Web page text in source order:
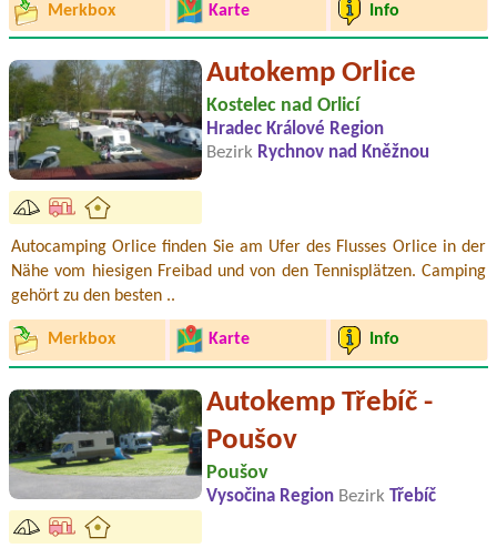
Merkbox Karte Info
Autokemp Orlice
Kostelec nad Orlicí
Hradec Králové Region
Bezirk Rychnov nad Kněžnou
Autocamping Orlice finden Sie am Ufer des Flusses Orlice in der
Nähe vom hiesigen Freibad und von den Tennisplätzen. Camping
gehört zu den besten ..
Merkbox Karte Info
Autokemp Třebíč -
Poušov
Poušov
Vysočina Region Bezirk Třebíč